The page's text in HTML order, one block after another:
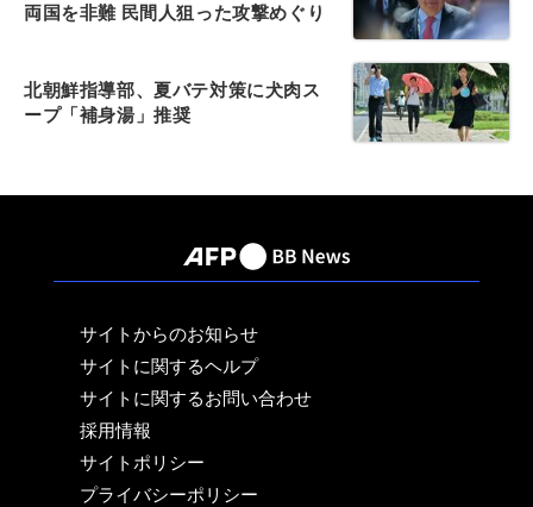
両国を非難 民間人狙った攻撃めぐり
北朝鮮指導部、夏バテ対策に犬肉ス
ープ「補身湯」推奨
サイトからのお知らせ
サイトに関するヘルプ
サイトに関するお問い合わせ
採用情報
サイトポリシー
プライバシーポリシー